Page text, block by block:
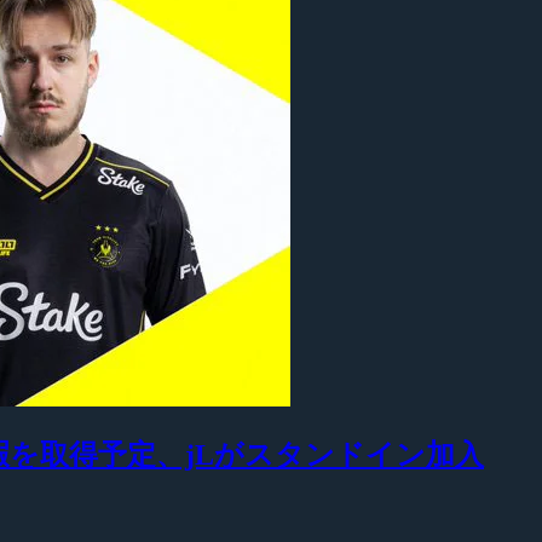
取得予定、jLがスタンドイン加入